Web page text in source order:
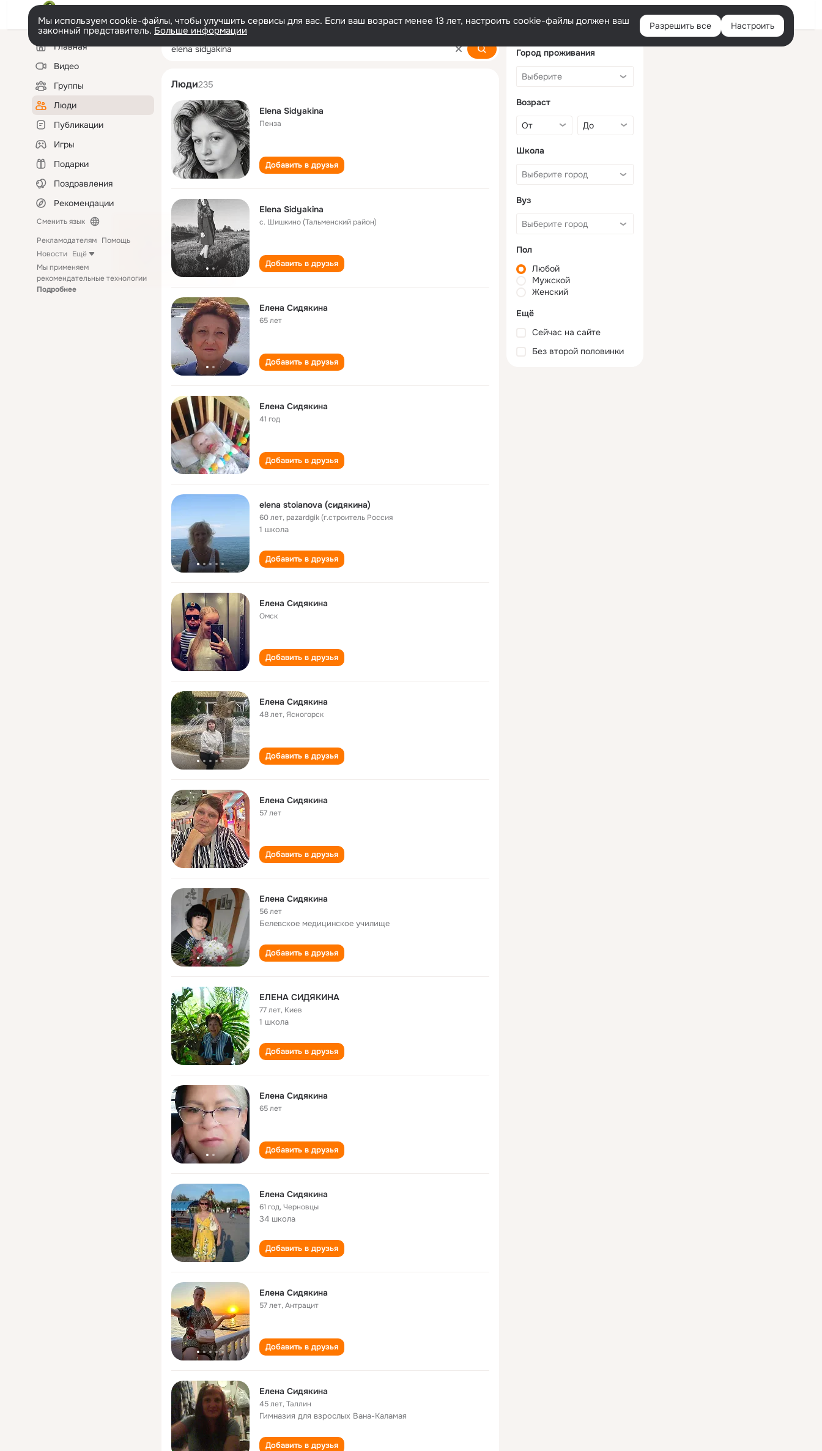
Войти
Мы используем cookie-файлы, чтобы улучшить сервисы для вас. Если ваш возраст менее 13 лет, настроить cookie-файлы должен ваш
законный представитель. Больше информации Разрешить все Настроить
Левая
колонкаГлавная
Видео
Группы
Люди
Публикации
Игры
Подарки
Поздравления
Рекомендации
Сменить язык
Рекламодателям Помощь
Новости Ещё
Мы применяем
рекомендательные технологии
Подробнее
elena sidyakina
Люди235
Elena Sidyakina
Пенза
Добавить в друзья
Elena Sidyakina
с. Шишкино (Тальменский район)
Добавить в друзья
Елена Сидякина
65 лет
Добавить в друзья
Елена Сидякина
41 год
Добавить в друзья
elena stoianova (сидякина)
60 лет,pazardgik (г.строитель Россия
1 школа
Добавить в друзья
Елена Сидякина
Омск
Добавить в друзья
Елена Сидякина
48 лет,Ясногорск
Добавить в друзья
Елена Сидякина
57 лет
Добавить в друзья
Елена Сидякина
56 лет
Белевское медицинское училище
Добавить в друзья
ЕЛЕНА СИДЯКИНА
77 лет, Киев
1 школа
Добавить в друзья
Елена Сидякина
65 лет
Добавить в друзья
Елена Сидякина
61 год,Черновцы
34 школа
Добавить в друзья
Елена Сидякина
57 лет,Антрацит
Добавить в друзья
Елена Сидякина
45 лет,Таллин
Гимназия для взрослых Вана-Каламая
Добавить в друзья
Город проживания
Возраст
Школа
Вуз
Пол
Любой
Мужской
Женский
Ещё
Сейчас на сайте
Без второй половинки